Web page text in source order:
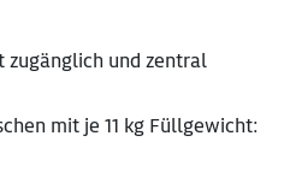
zugänglich und zentral
mit je 11 kg Füllgewicht: